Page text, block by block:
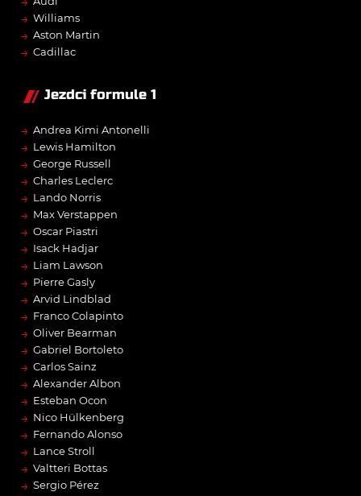
→ Williams
→ Aston Martin
→ Cadillac
Jezdci formule 1
→ Andrea Kimi Antonelli
→ Lewis Hamilton
→ George Russell
→ Charles Leclerc
→ Lando Norris
→ Max Verstappen
→ Oscar Piastri
→ Isack Hadjar
→ Liam Lawson
→ Pierre Gasly
→ Arvid Lindblad
→ Franco Colapinto
→ Oliver Bearman
→ Gabriel Bortoleto
→ Carlos Sainz
→ Alexander Albon
→ Esteban Ocon
→ Nico Hülkenberg
→ Fernando Alonso
→ Lance Stroll
→ Valtteri Bottas
→ Sergio Pérez